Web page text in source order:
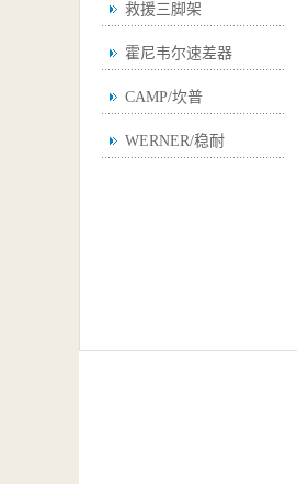
救援三脚架
霍尼韦尔速差器
CAMP/坎普
WERNER/稳耐